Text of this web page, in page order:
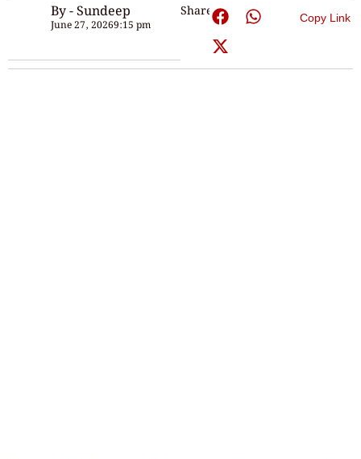
By - Sundeep
June 27, 20269:15 pm
Share: Copy Link